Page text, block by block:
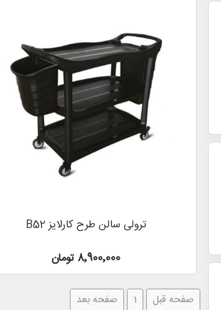
ترولی سالن طرح کارلایز B52
8٬900٬000 تومان
صفحه قبل 1 صفحه بعد